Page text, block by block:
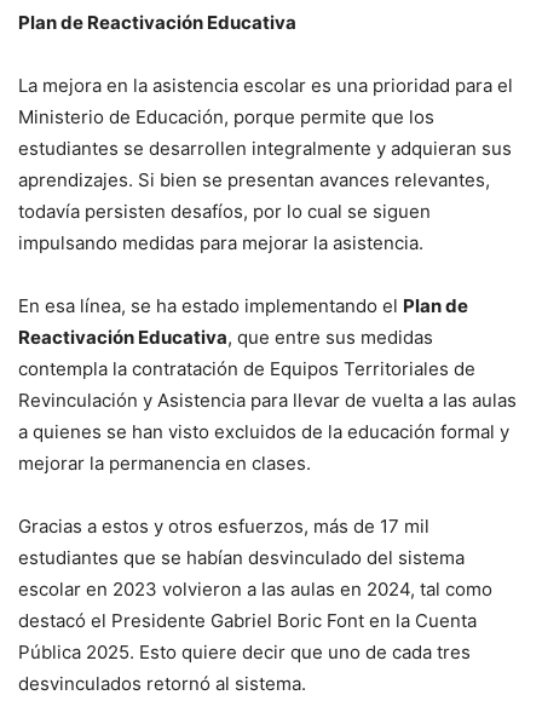
Plan de Reactivación Educativa
La mejora en la asistencia escolar es una prioridad para el
Ministerio de Educación, porque permite que los
estudiantes se desarrollen integralmente y adquieran sus
aprendizajes. Si bien se presentan avances relevantes,
todavía persisten desafíos, por lo cual se siguen
impulsando medidas para mejorar la asistencia.
En esa línea, se ha estado implementando el Plan de
Reactivación Educativa, que entre sus medidas
contempla la contratación de Equipos Territoriales de
Revinculación y Asistencia para llevar de vuelta a las aulas
a quienes se han visto excluidos de la educación formal y
mejorar la permanencia en clases.
Gracias a estos y otros esfuerzos, más de 17 mil
estudiantes que se habían desvinculado del sistema
escolar en 2023 volvieron a las aulas en 2024, tal como
destacó el Presidente Gabriel Boric Font en la Cuenta
Pública 2025. Esto quiere decir que uno de cada tres
desvinculados retornó al sistema.